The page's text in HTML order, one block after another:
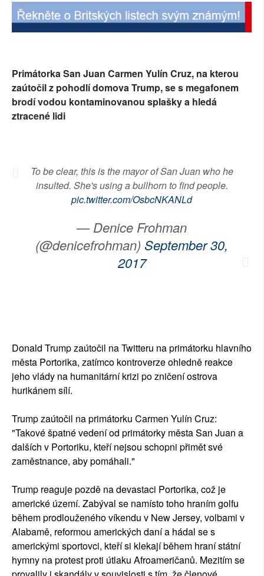
SOCIÁLNÍ SÍTĚ
PLNÁ VERZE STRÁNEK
Primátorka San Juan Carmen Yulín Cruz, na kterou
zaútočil z pohodlí domova Trump, se s megafonem
brodí vodou kontaminovanou splašky a hledá
ztracené lidi
To be clear, this is the mayor of San Juan who he
insulted. She's using a bullhorn to find people.
pic.twitter.com/OsbcNKANLd
— Denice Frohman
(@denicefrohman) September 30,
2017
Donald Trump zaútočil na Twitteru na primátorku hlavního
města Portorika, zatímco kontroverze ohledně reakce
jeho vlády na humanitární krizi po zničení ostrova
hurikánem sílí.
Trump zaútočil na primátorku Carmen Yulín Cruz:
"Takové špatné vedení od primátorky města San Juan a
dalších v Portoriku, kteří nejsou schopni přimět své
zaměstnance, aby pomáhali."
Trump reaguje pozdě na devastaci Portorika, což je
americké území. Zabýval se namísto toho hraním golfu
během prodlouženého víkendu v New Jersey, volbami v
Alabamě, reformou amerických daní a hádal se s
americkými sportovci, kteří si klekají během hraní státní
hymny na protest proti útlaku Afroameričanů. Mezitím se